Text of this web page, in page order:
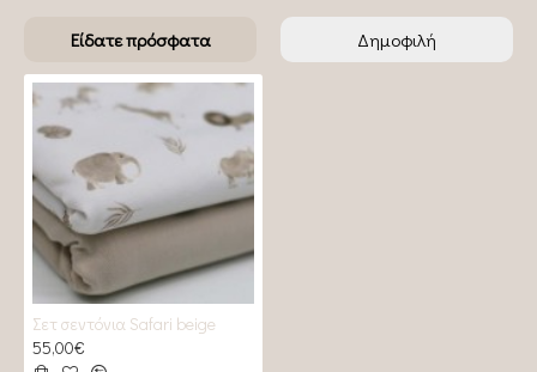
Είδατε πρόσφατα Δημοφιλή
Σετ σεντόνια Safari beige
55,00€